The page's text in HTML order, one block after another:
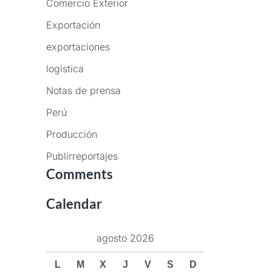
Comercio Exterior
Exportación
exportaciones
logística
Notas de prensa
Perú
Producción
Publirreportajes
Comments
Calendar
agosto 2026
L M X J V S D